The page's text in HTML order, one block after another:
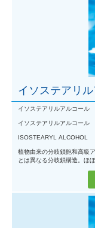
イソステアリ
イソステアリルアルコール
イソステアリルアルコール
ISOSTEARYL ALCOHOL
植物由来の分岐鎖飽和高級
とは異なる分岐鎖構造。ほ